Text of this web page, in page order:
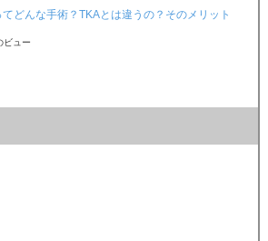
てどんな手術？TKAとは違うの？そのメリット
ビュー